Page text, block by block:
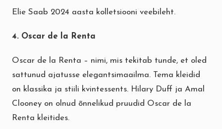
Elie Saab 2024 aasta kolletsiooni veebileht.
4. Oscar de la Renta
Oscar de la Renta – nimi, mis tekitab tunde, et oled
sattunud ajatusse elegantsimaailma. Tema kleidid
on klassika ja stiili kvintessents. Hilary Duff ja Amal
Clooney on olnud õnnelikud pruudid Oscar de la
Renta kleitides.